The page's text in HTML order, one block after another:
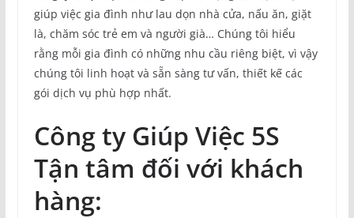
giúp việc gia đình như lau dọn nhà cửa, nấu ăn, giặt
là, chăm sóc trẻ em và người già… Chúng tôi hiểu
rằng mỗi gia đình có những nhu cầu riêng biệt, vì vậy
chúng tôi linh hoạt và sẵn sàng tư vấn, thiết kế các
gói dịch vụ phù hợp nhất.
Công ty Giúp Việc 5S
Tận tâm đối với khách
hàng: